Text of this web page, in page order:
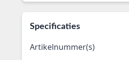
Specificaties
Artikelnummer(s)